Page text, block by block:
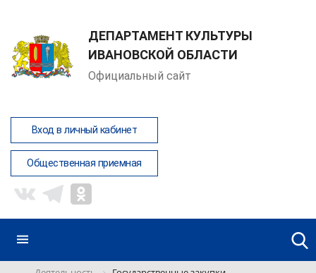
ДЕПАРТАМЕНТ КУЛЬТУРЫ
ИВАНОВСКОЙ ОБЛАСТИ
Официальный сайт
Вход в личный кабинет
Общественная приемная